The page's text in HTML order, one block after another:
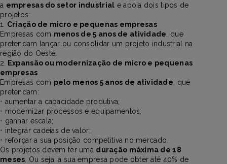
a empresas do setor industrial e apoia dois tipos de
projetos:
1. Criação de micro e pequenas empresas
Empresas com menos de 5 anos de atividade , que
pretendam lançar ou consolidar um projeto industrial na
região do Oeste.
2.
Expansão ou modernização de micro e pequenas
empresas
Empresas com pelo menos 5 anos de atividade , que
pretendam:
• aumentar a capacidade produtiva;
• modernizar processos e equipamentos;
• ganhar escala;
• integrar cadeias de valor;
• reforçar a sua posição competitiva no mercado.
Os projetos devem ter uma duração máxima de 18
meses . Ou seja, a sua empresa pode obter até 40% de